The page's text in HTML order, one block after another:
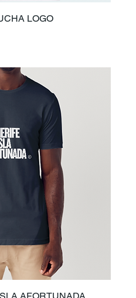
LOGO